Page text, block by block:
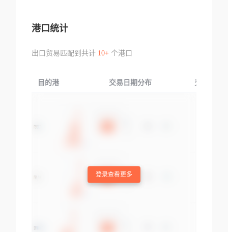
港口统计
出口贸易匹配到共计 10+个港口
目的港 交易日期分布 交易产品
登录查看更多